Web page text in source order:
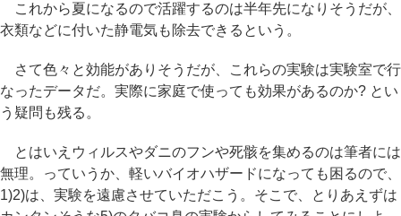
これから夏になるので活躍するのは半年先になりそうだが、
衣類などに付いた静電気も除去できるという。
さて色々と効能がありそうだが、これらの実験は実験室で行
なったデータだ。実際に家庭で使っても効果があるのか? とい
う疑問も残る。
とはいえウィルスやダニのフンや死骸を集めるのは筆者には
無理。っていうか、軽いバイオハザードになっても困るので、
1)2)は、実験を遠慮させていただこう。そこで、とりあえずは